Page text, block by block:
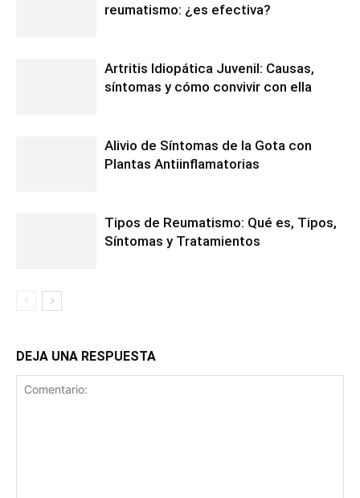
reumatismo: ¿es efectiva?
Artritis Idiopática Juvenil: Causas,
síntomas y cómo convivir con ella
Alivio de Síntomas de la Gota con
Plantas Antiinflamatorias
Tipos de Reumatismo: Qué es, Tipos,
Síntomas y Tratamientos
DEJA UNA RESPUESTA